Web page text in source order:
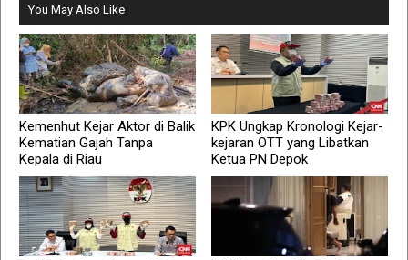
You May Also Like
Kemenhut Kejar Aktor di Balik
Kematian Gajah Tanpa
Kepala di Riau
KPK Ungkap Kronologi Kejar-
kejaran OTT yang Libatkan
Ketua PN Depok